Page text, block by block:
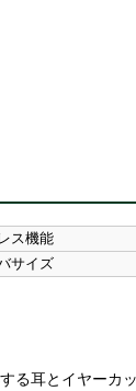
ス機能
サイズ
耳とイヤー